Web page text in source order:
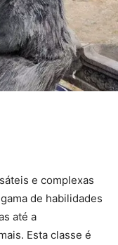
e complexas
de habilidades
até a
Esta classe é